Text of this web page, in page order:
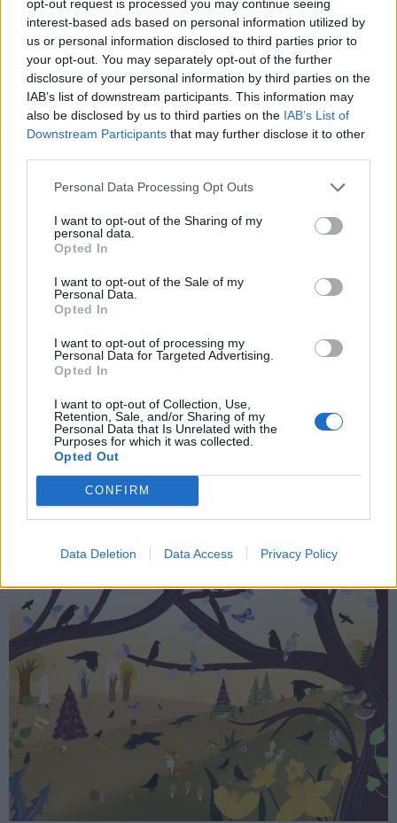
opt-out request is processed you may continue seeing
interest-based ads based on personal information utilized by
us or personal information disclosed to third parties prior to
your opt-out. You may separately opt-out of the further
disclosure of your personal information by third parties on the
IAB’s list of downstream participants. This information may
also be disclosed by us to third parties on the IAB’s List of
Downstream Participants that may further disclose it to other
Personal Data Processing Opt Outs
I want to opt-out of the Sharing of my
personal data.
Opted In
I want to opt-out of the Sale of my
Personal Data.
Opted In
I want to opt-out of processing my
Personal Data for Targeted Advertising.
Opted In
I want to opt-out of Collection, Use,
Retention, Sale, and/or Sharing of my
Personal Data that Is Unrelated with the
Purposes for which it was collected.
Opted Out
CONFIRM
Data Deletion Data Access Privacy Policy
I sapori del mondo e il profumo delle
pagine: ad agosto l’Aperi-Books & Food a
Materia vi porta in viaggio
CASTRONNO
Una serata “alla francese” ha
inaugurato gli aperitivi di Materia